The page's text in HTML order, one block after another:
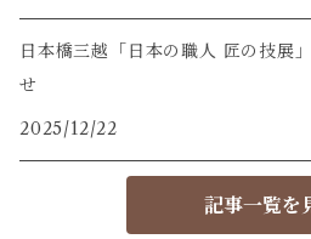
日本橋三越「日本の職人 匠の技展
せ
2025/12/22
記事一覧を